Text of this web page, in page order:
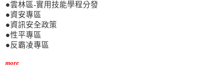
●雲林區-實用技能學程分發
●資安專區
●資訊安全政策
●性平專區
●反霸凌專區
more